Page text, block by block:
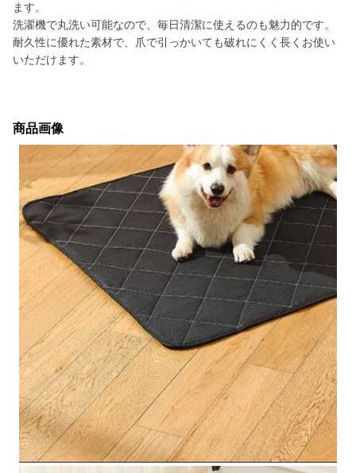
ます。
洗濯機で丸洗い可能なので、毎日清潔に使えるのも魅力的です。
耐久性に優れた素材で、爪で引っかいても破れにくく長くお使い
いただけます。
商品画像